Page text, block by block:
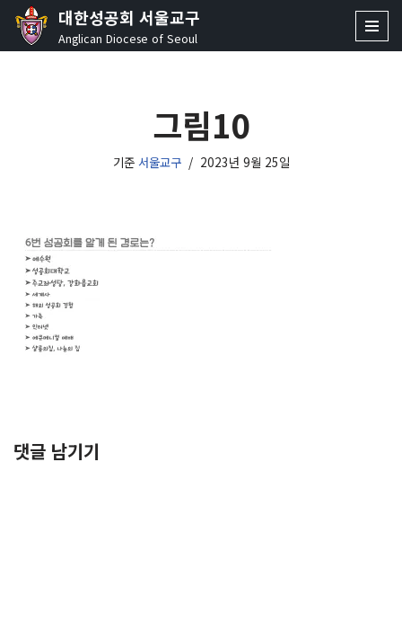
콘
대한성공회 서울교구
Anglican Diocese of Seoul
그림10
기준 서울교구 2023년 9월 25일
댓글 남기기